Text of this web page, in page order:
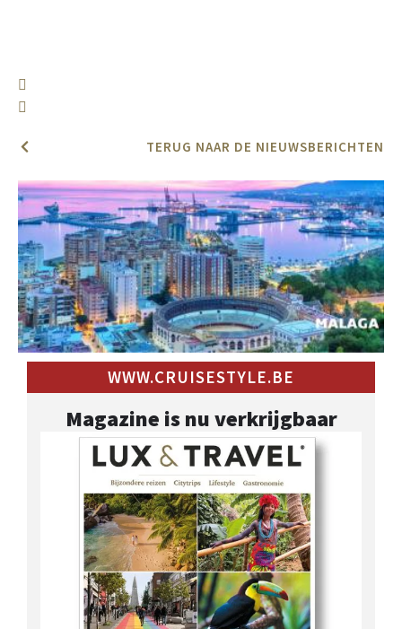
TERUG NAAR DE NIEUWSBERICHTEN
WWW.CRUISESTYLE.BE
Magazine is nu verkrijgbaar